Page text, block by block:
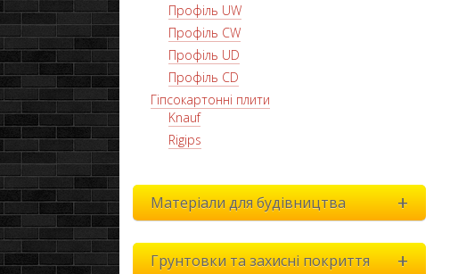
Профіль UW
Профіль CW
Профіль UD
Профіль CD
Гіпсокартонні плити
Knauf
Rigips
Матеріали для будівництва +
Грунтовки та захисні покриття +